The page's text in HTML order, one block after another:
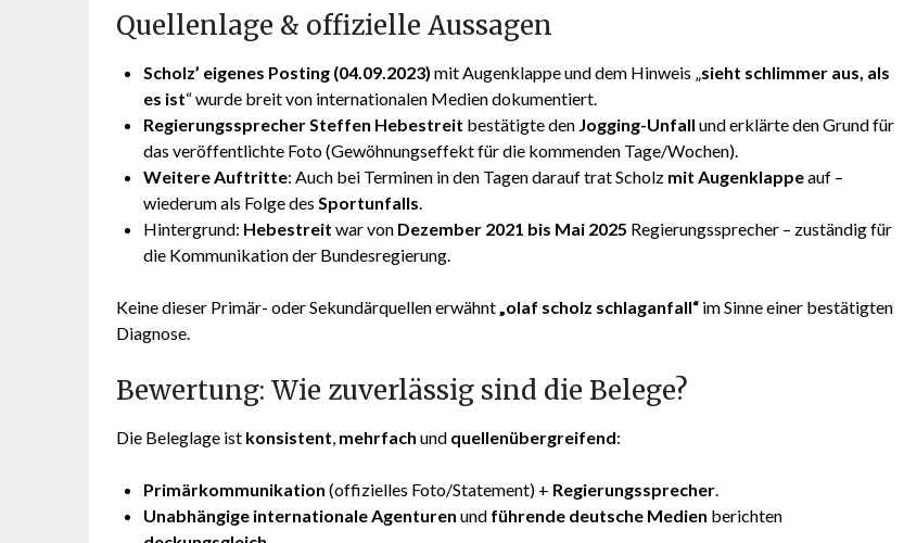
Quellenlage & offizielle Aussagen
Scholz’ eigenes Posting (04.09.2023) mit Augenklappe und dem Hinweis „sieht schlimmer aus, als
es ist“ wurde breit von internationalen Medien dokumentiert.
Regierungssprecher Steffen Hebestreit bestätigte den Jogging-Unfall und erklärte den Grund für
das veröffentlichte Foto (Gewöhnungseffekt für die kommenden Tage/Wochen).
Weitere Auftritte: Auch bei Terminen in den Tagen darauf trat Scholz mit Augenklappeauf –
wiederum als Folge des Sportunfalls.
Hintergrund: Hebestreit war von Dezember 2021 bis Mai 2025 Regierungssprecher – zuständig für
die Kommunikation der Bundesregierung.
Keine dieser Primär- oder Sekundärquellen erwähnt„olaf scholz schlaganfall“ im Sinne einer bestätigten
Diagnose.
Bewertung: Wie zuverlässig sind die Belege?
Die Beleglage ist konsistent, mehrfach und quellenübergreifend:
Primärkommunikation (offizielles Foto/Statement) + Regierungssprecher.
Unabhängige internationale Agenturen und führende deutsche Medien berichten